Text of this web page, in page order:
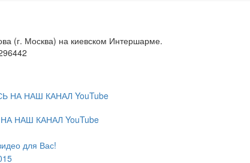
(г. Москва) на киевском Интершарме.
НАШ КАНАЛ YouTube
для Вас!